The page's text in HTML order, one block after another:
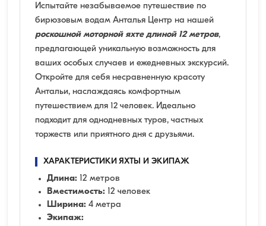
Испытайте незабываемое путешествие по
бирюзовым водам Анталья Центр на нашей
роскошной моторной яхте длиной 12 метров,
предлагающей уникальную возможность для
ваших особых случаев и ежедневных экскурсий.
Откройте для себя несравненную красоту
Антальи, наслаждаясь комфортным
путешествием для 12 человек. Идеально
подходит для однодневных туров, частных
торжеств или приятного дня с друзьями.
ХАРАКТЕРИСТИКИ ЯХТЫ И ЭКИПАЖ
Длина: 12 метров
Вместимость: 12 человек
Ширина: 4 метра
Экипаж: